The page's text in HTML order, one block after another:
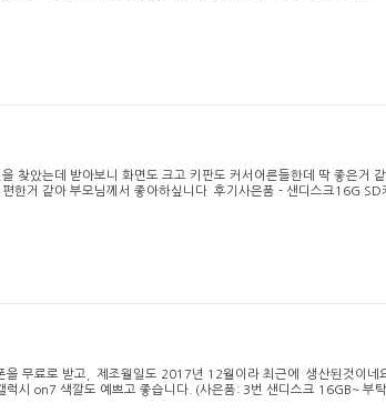
찾았는데 받아보니 화면도 크고 키판도 커서어른들한데 딱 좋은거 같
한거 같아 부모님께서 좋아하싶니다 후기사은품 - 샌디스크16G SD
무료로 받고, 제조월일도 2017년 12월이라 최근에 생산된것이네
럭시 on7 색깔도 예쁘고 좋습니다. (사은품: 3번 샌디스크 16GB~